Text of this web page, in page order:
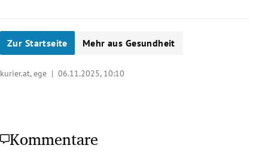
Zur Startseite Mehr aus Gesundheit
kurier.at, ege | 06.11.2025, 10:10
Kommentare